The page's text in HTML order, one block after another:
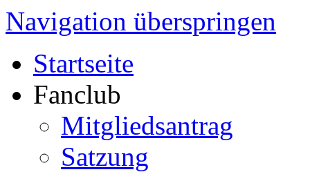
Navigation überspringen
Startseite
Fanclub
Mitgliedsantrag
Satzung